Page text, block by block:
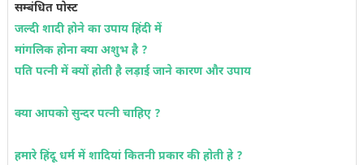
सम्बंधित पोस्ट
जल्दी शादी होने का उपाय हिंदी में
मांगलिक होना क्या अशुभ है ?
पति पत्नी में क्यों होती है लड़ाई जाने कारण और उपाय
क्या आपको सुन्दर पत्नी चाहिए ?
हमारे हिंदू धर्म में शादियां कितनी प्रकार की होती हे ?